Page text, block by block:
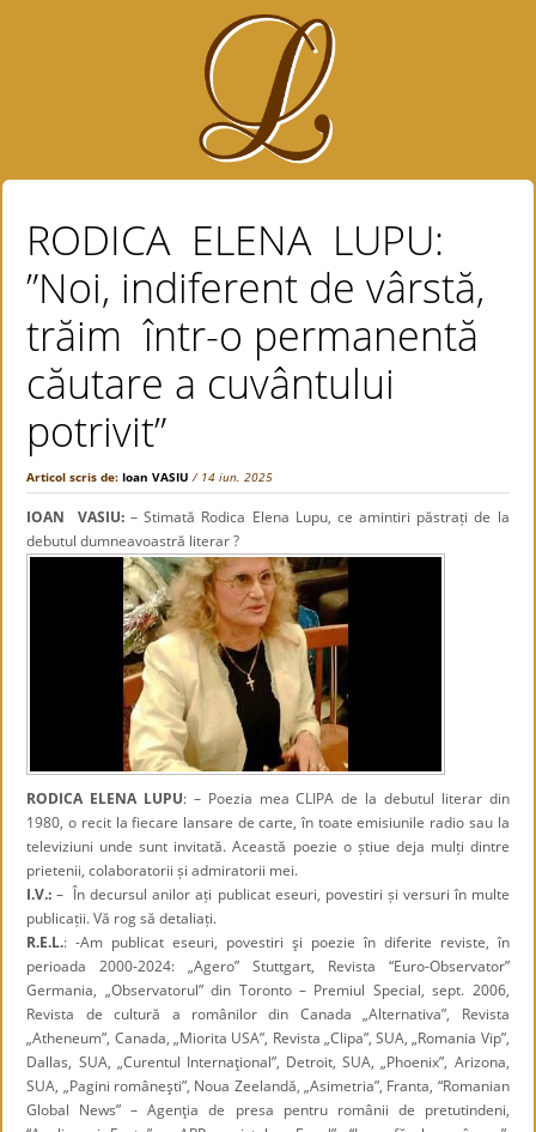
RODICA ELENA LUPU:
”Noi, indiferent de vârstă,
trăim într-o permanentă
căutare a cuvântului
potrivit”
Articol scris de:Ioan VASIU / 14 iun. 2025
IOAN VASIU:– Stimată Rodica Elena Lupu, ce amintiri păstrați de la
debutul dumneavoastră literar ?
RODICA ELENA LUPU: – Poezia mea CLIPA de la debutul literar din
1980, o recit la fiecare lansare de carte, în toate emisiunile radio sau la
televiziuni unde sunt invitată. Această poezie o știue deja mulți dintre
prietenii, colaboratorii și admiratorii mei.
I.V.: – În decursul anilor ați publicat eseuri, povestiri și versuri în multe
publicații. Vă rog să detaliați.
R.E.L.: -Am publicat eseuri, povestiri şi poezie în diferite reviste, în
perioada 2000-2024: „Agero” Stuttgart, Revista “Euro-Observator”
Germania, „Observatorul” din Toronto – Premiul Special, sept. 2006,
Revista de cultură a românilor din Canada „Alternativa”, Revista
„Atheneum”, Canada, „Miorita USA”, Revista „Clipa”, SUA, „Romania Vip”,
Dallas, SUA, „Curentul Internaţional”, Detroit, SUA, „Phoenix”, Arizona,
SUA, „Pagini româneşti”, Noua Zeelandă, „Asimetria”, Franta, “Romanian
Global News” – Agenţia de presa pentru românii de pretutindeni,